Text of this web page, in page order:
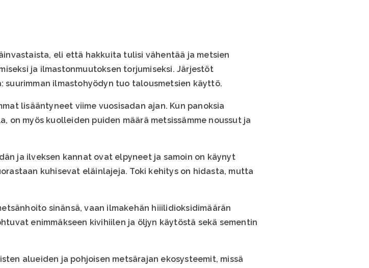
eli että hakkuita tulisi vähentää ja metsien
ja ilmastonmuutoksen torjumiseksi. Järjestöt
ilmastohyödyn tuo talousmetsien käyttö.
lisääntyneet viime vuosisadan ajan. Kun panoksia
myös kuolleiden puiden määrä metsissämme noussut ja
ja ilveksen kannat ovat elpyneet ja samoin on käynyt
kuhisevat eläinlajeja. Toki kehitys on hidasta, mutta
sinänsä, vaan ilmakehän hiiilidioksidimäärän
enimmäkseen kivihiilen ja öljyn käytöstä sekä sementin
alueiden ja pohjoisen metsärajan ekosysteemit, missä